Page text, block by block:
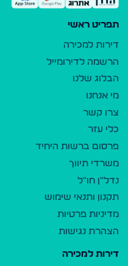
תפריט ראשי
דירות למכירה
הרשמה לדירומייל
הבלוג שלנו
מי אנחנו
צרו קשר
כלי עזר
פרסום ברשות היחיד
משרדי תיווך
נדל"ן חו"ל
תקנון ותנאי שימוש
מדיניות פרטיות
הצהרת נגישות
דירות למכירה